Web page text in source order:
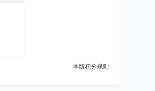
本版积分规则